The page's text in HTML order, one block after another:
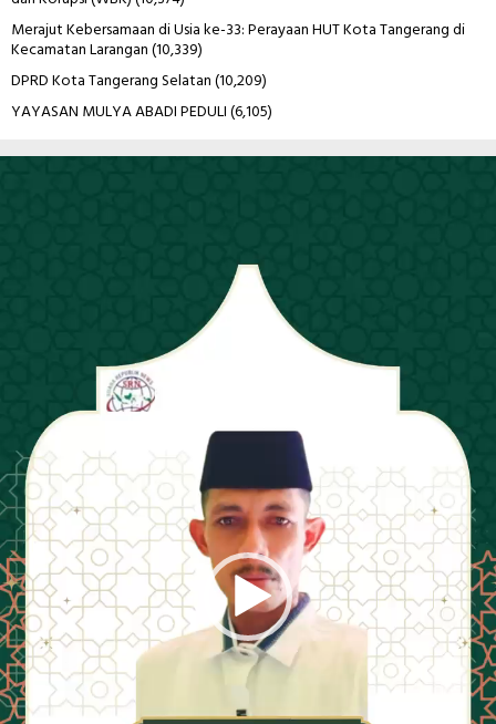
Merajut Kebersamaan di Usia ke-33: Perayaan HUT Kota Tangerang di
Kecamatan Larangan(10,339)
DPRD Kota Tangerang Selatan(10,209)
YAYASAN MULYA ABADI PEDULI(6,105)
Pemutar